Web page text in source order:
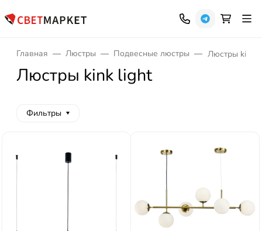
Главная Люстры Подвесные люстры Люстры kink
Люстры kink light
Фильтры